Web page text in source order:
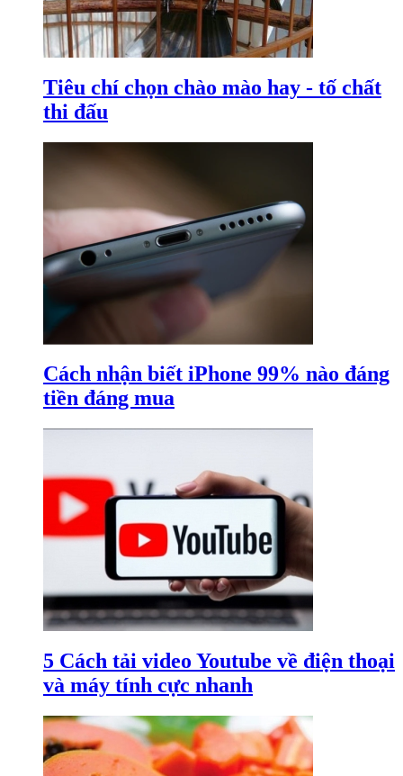
Tiêu chí chọn chào mào hay - tố chất
thi đấu
Cách nhận biết iPhone 99% nào đáng
tiền đáng mua
5 Cách tải video Youtube về điện thoại
và máy tính cực nhanh